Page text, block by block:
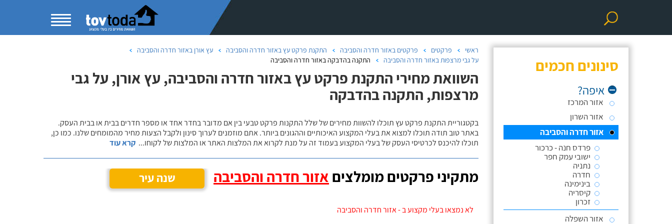
סינונים חכמים
איפה?
אזור המרכז
אזור השרון
אזור חדרה והסביבה
פרדס חנה - כרכור
ישובי עמק חפר
נתניה
חדרה
בינימינה
קיסריה
זכרון
אזור השפלה
ראשי פרקטים פרקטים באזור חדרה והסביבה התקנת פרקט עץ באזור חדרה והסביבה
עץ אורן באזור חדרה והסביבה
על גבי מרצפות באזור חדרה והסביבה
התקנה בהדבקה באזור חדרה והסביבה
השוואת מחירי התקנת פרקט עץ באזור חדרה והסביבה, עץ אורן, על גבי
מרצפות, התקנה בהדבקה
בקטגוריית התקנת פרקט עץ תוכלו להשוות מחירים של שלל התקנות פרקט טבעי בין אם מדובר בחדר אחד או מספר חדרים בבית או בבית העסק.
באתר טוב תודה תוכלו למצוא את בעלי המקצוע האיכותיים וההגונים ביותר. אתם מוזמנים לערוך סינון ולקבל הצעות מחיר מהמומחים שלנו. כמו כן,
תוכלו להיכנס לכרטיסי העסק של בעלי המקצוע בעמוד זה על מנת לקרוא את המלצות האתר או המלצות של לקוחו... קרא עוד
מתקיני פרקטים מומלצים אזור חדרה והסביבה שנה עיר
לא נמצאו בעלי מקצוע ב - אזור חדרה והסביבה